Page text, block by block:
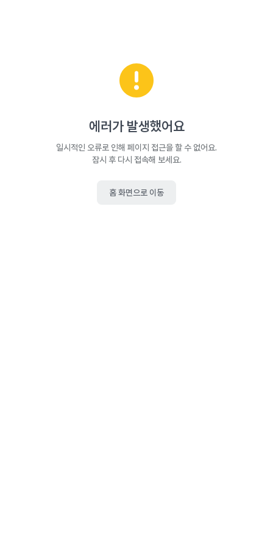
에러가 발생했어요
일시적인 오류로 인해 페이지 접근을 할 수 없어요.
잠시 후 다시 접속해 보세요.
홈 화면으로 이동